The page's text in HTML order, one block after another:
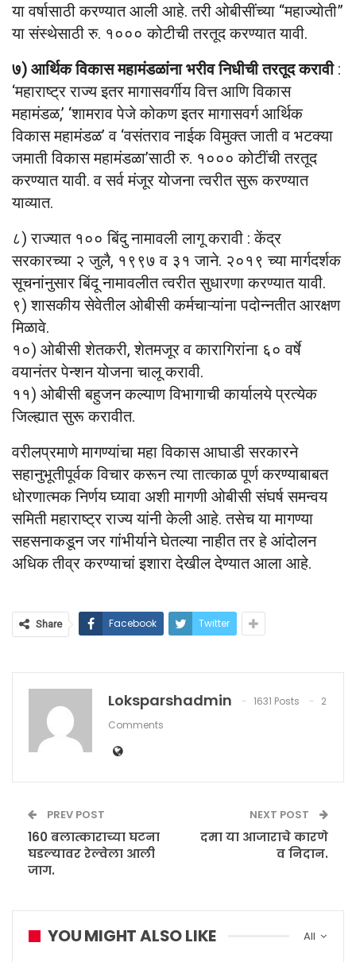
या वर्षासाठी करण्यात आली आहे. तरी ओबीसींच्या “महाज्योती”
या संस्थेसाठी रु. १००० कोटीची तरतूद करण्यात यावी.
७) आर्थिक विकास महामंडळांना भरीव निधीची तरतूद करावी :
‘महाराष्ट्र राज्य इतर मागासवर्गीय वित्त आणि विकास
महामंडळ,’ ‘शामराव पेजे कोकण इतर मागासवर्ग आर्थिक
विकास महामंडळ’ व ‘वसंतराव नाईक विमुक्त जाती व भटक्या
जमाती विकास महामंडळा’साठी रु. १००० कोटींची तरतूद
करण्यात यावी. व सर्व मंजूर योजना त्वरीत सुरू करण्यात
याव्यात.
८) राज्यात १०० बिंदु नामावली लागू करावी : केंद्र
सरकारच्या २ जुलै, १९९७ व ३१ जाने. २०१९ च्या मार्गदर्शक
सूचनांनुसार बिंदू नामावलीत त्वरीत सुधारणा करण्यात यावी.
९) शासकीय सेवेतील ओबीसी कर्मचाऱ्यांना पदोन्नतीत आरक्षण
मिळावे.
१०) ओबीसी शेतकरी, शेतमजूर व कारागिरांना ६० वर्षे
वयानंतर पेन्शन योजना चालू करावी.
११) ओबीसी बहुजन कल्याण विभागाची कार्यालये प्रत्येक
जिल्ह्यात सुरू करावीत.
वरीलप्रमाणे मागण्यांचा महा विकास आघाडी सरकारने
सहानुभूतीपूर्वक विचार करून त्या तात्काळ पूर्ण करण्याबाबत
धोरणात्मक निर्णय घ्यावा अशी मागणी ओबीसी संघर्ष समन्वय
समिती महाराष्ट्र राज्य यांनी केली आहे. तसेच या मागण्या
सहसनाकडून जर गांभीर्याने घेतल्या नाहीत तर हे आंदोलन
अधिक तीव्र करण्याचां इशारा देखील देण्यात आला आहे.
Share Facebook Twitter
Loksparshadmin 1631 Posts
2
Comments
PREV POST
160 बलात्काराच्या घटना
घडल्यावर रेल्वेला आली
जाग.
NEXT POST
दमा या आजाराचे कारणे
व निदान.
All
YOU MIGHT ALSO LIKE